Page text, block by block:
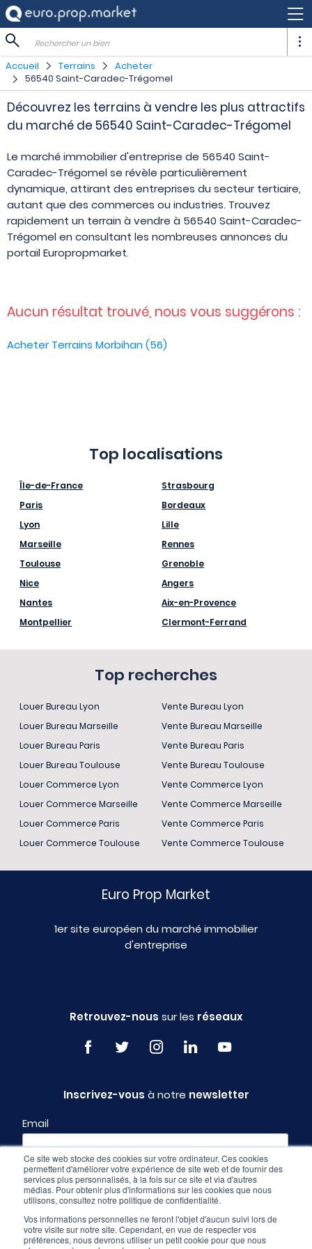
Ce site web stocke des cookies sur votre ordinateur. Ces cookies
permettent d'améliorer votre expérience de site web et de fournir des
services plus personnalisés, à la fois sur ce site et via d'autres
médias. Pour obtenir plus d'informations sur les cookies que nous
utilisons, consultez notre politique de confidentialité.
Vos informations personnelles ne feront l'objet d'aucun suivi lors de
votre visite sur notre site. Cependant, en vue de respecter vos
préférences, nous devrons utiliser un petit cookie pour que nous
Rechercher un bien
Accueil Terrains
Acheter
56540 Saint-Caradec-Trégomel
Découvrez les terrains à vendre les plus attractifs
du marché de 56540 Saint-Caradec-Trégomel
Le marché immobilier d'entreprise de 56540 Saint-
Caradec-Trégomel se révèle particulièrement
dynamique, attirant des entreprises du secteur tertiaire,
autant que des commerces ou industries. Trouvez
rapidement un terrain à vendre à 56540 Saint-Caradec-
Trégomel en consultant les nombreuses annonces du
portail Europropmarket.
Aucun résultat trouvé, nous vous suggérons :
Acheter Terrains Morbihan (56)
Top localisations
Île-de-France
Paris
Lyon
Marseille
Toulouse
Nice
Nantes
Montpellier
Strasbourg
Bordeaux
Lille
Rennes
Grenoble
Angers
Aix-en-Provence
Clermont-Ferrand
Top recherches
Louer Bureau Lyon
Louer Bureau Marseille
Louer Bureau Paris
Louer Bureau Toulouse
Louer Commerce Lyon
Louer Commerce Marseille
Louer Commerce Paris
Louer Commerce Toulouse
Vente Bureau Lyon
Vente Bureau Marseille
Vente Bureau Paris
Vente Bureau Toulouse
Vente Commerce Lyon
Vente Commerce Marseille
Vente Commerce Paris
Vente Commerce Toulouse
Euro Prop Market
1er site européen du marché immobilier
d'entreprise
Retrouvez-nous sur les réseaux
Inscrivez-vous à notre newsletter
Email
Profil